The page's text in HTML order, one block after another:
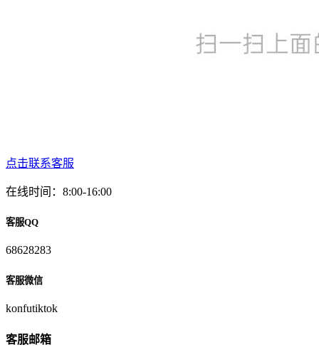
点击联系客服
在线时间：8:00-16:00
客服QQ
68628283
客服微信
konfutiktok
客服邮箱